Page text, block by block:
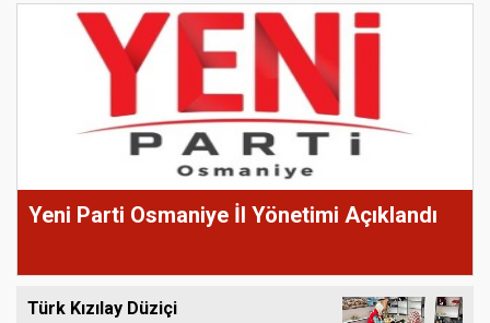
Yeni Parti Osmaniye İl Yönetimi Açıklandı
Türk Kızılay Düziçi